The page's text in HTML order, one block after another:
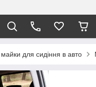
майки для сидіння в авто